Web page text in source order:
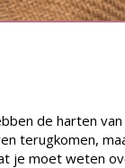
de harten
terugkomen,
je moet weten